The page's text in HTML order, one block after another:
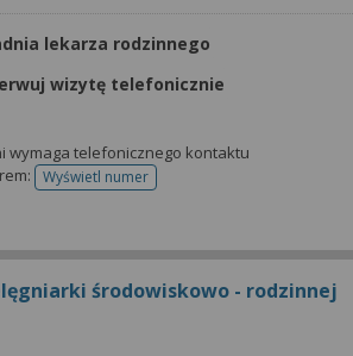
lekarza rodzinnego
wizytę telefonicznie
wymaga telefonicznego kontaktu
Wyświetl numertelefonu do rejestracji
środowiskowo - rodzinnej